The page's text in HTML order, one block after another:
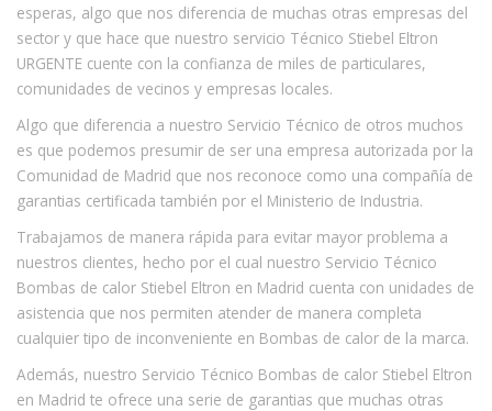
esperas, algo que nos diferencia de muchas otras empresas del
sector y que hace que nuestro servicio Técnico Stiebel Eltron
URGENTE cuente con la confianza de miles de particulares,
comunidades de vecinos y empresas locales.
Algo que diferencia a nuestro Servicio Técnico de otros muchos
es que podemos presumir de ser una empresa autorizada por la
Comunidad de Madrid que nos reconoce como una compañía de
garantias certificada también por el Ministerio de Industria.
Trabajamos de manera rápida para evitar mayor problema a
nuestros clientes, hecho por el cual nuestro Servicio Técnico
Bombas de calor Stiebel Eltron en Madrid cuenta con unidades de
asistencia que nos permiten atender de manera completa
cualquier tipo de inconveniente en Bombas de calor de la marca.
Además, nuestro Servicio Técnico Bombas de calor Stiebel Eltron
en Madrid te ofrece una serie de garantias que muchas otras